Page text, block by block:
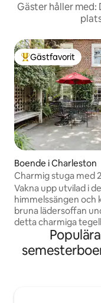
Gäster håller med:
Populär gästfavorit
Gästfavorit
Boende i Charleston
Charmig stuga med
vid Marion Square
Vakna upp utvilad i
himmelssängen och
bruna lädersoffan
detta charmiga
Samlas för en lugn
eller cocktails på
upplysta, anlagda